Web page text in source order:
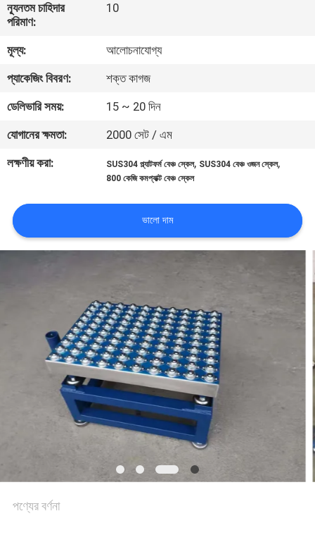
কারখানা
পরিদর্শন
গুণমান
নিয়ন্ত্রণ
খবর
মামলা
একটি
PRIVACY
POLICY
ন্যূনতম চাহিদার
পরিমাণ:
10
মূল্য:
আলোচনাযোগ্য
প্যাকেজিং বিবরণ:
শক্ত কাগজ
ডেলিভারি সময়:
15 ~ 20 দিন
যোগানের ক্ষমতা:
2000 সেট / এম
লক্ষণীয় করা:
SUS304 প্ল্যাটফর্ম বেঞ্চ স্কেল, SUS304 বেঞ্চ ওজন স্কেল,
800 কেজি কমপ্যাক্ট বেঞ্চ স্কেল
ভালো দাম
পণ্যের বর্ণনা